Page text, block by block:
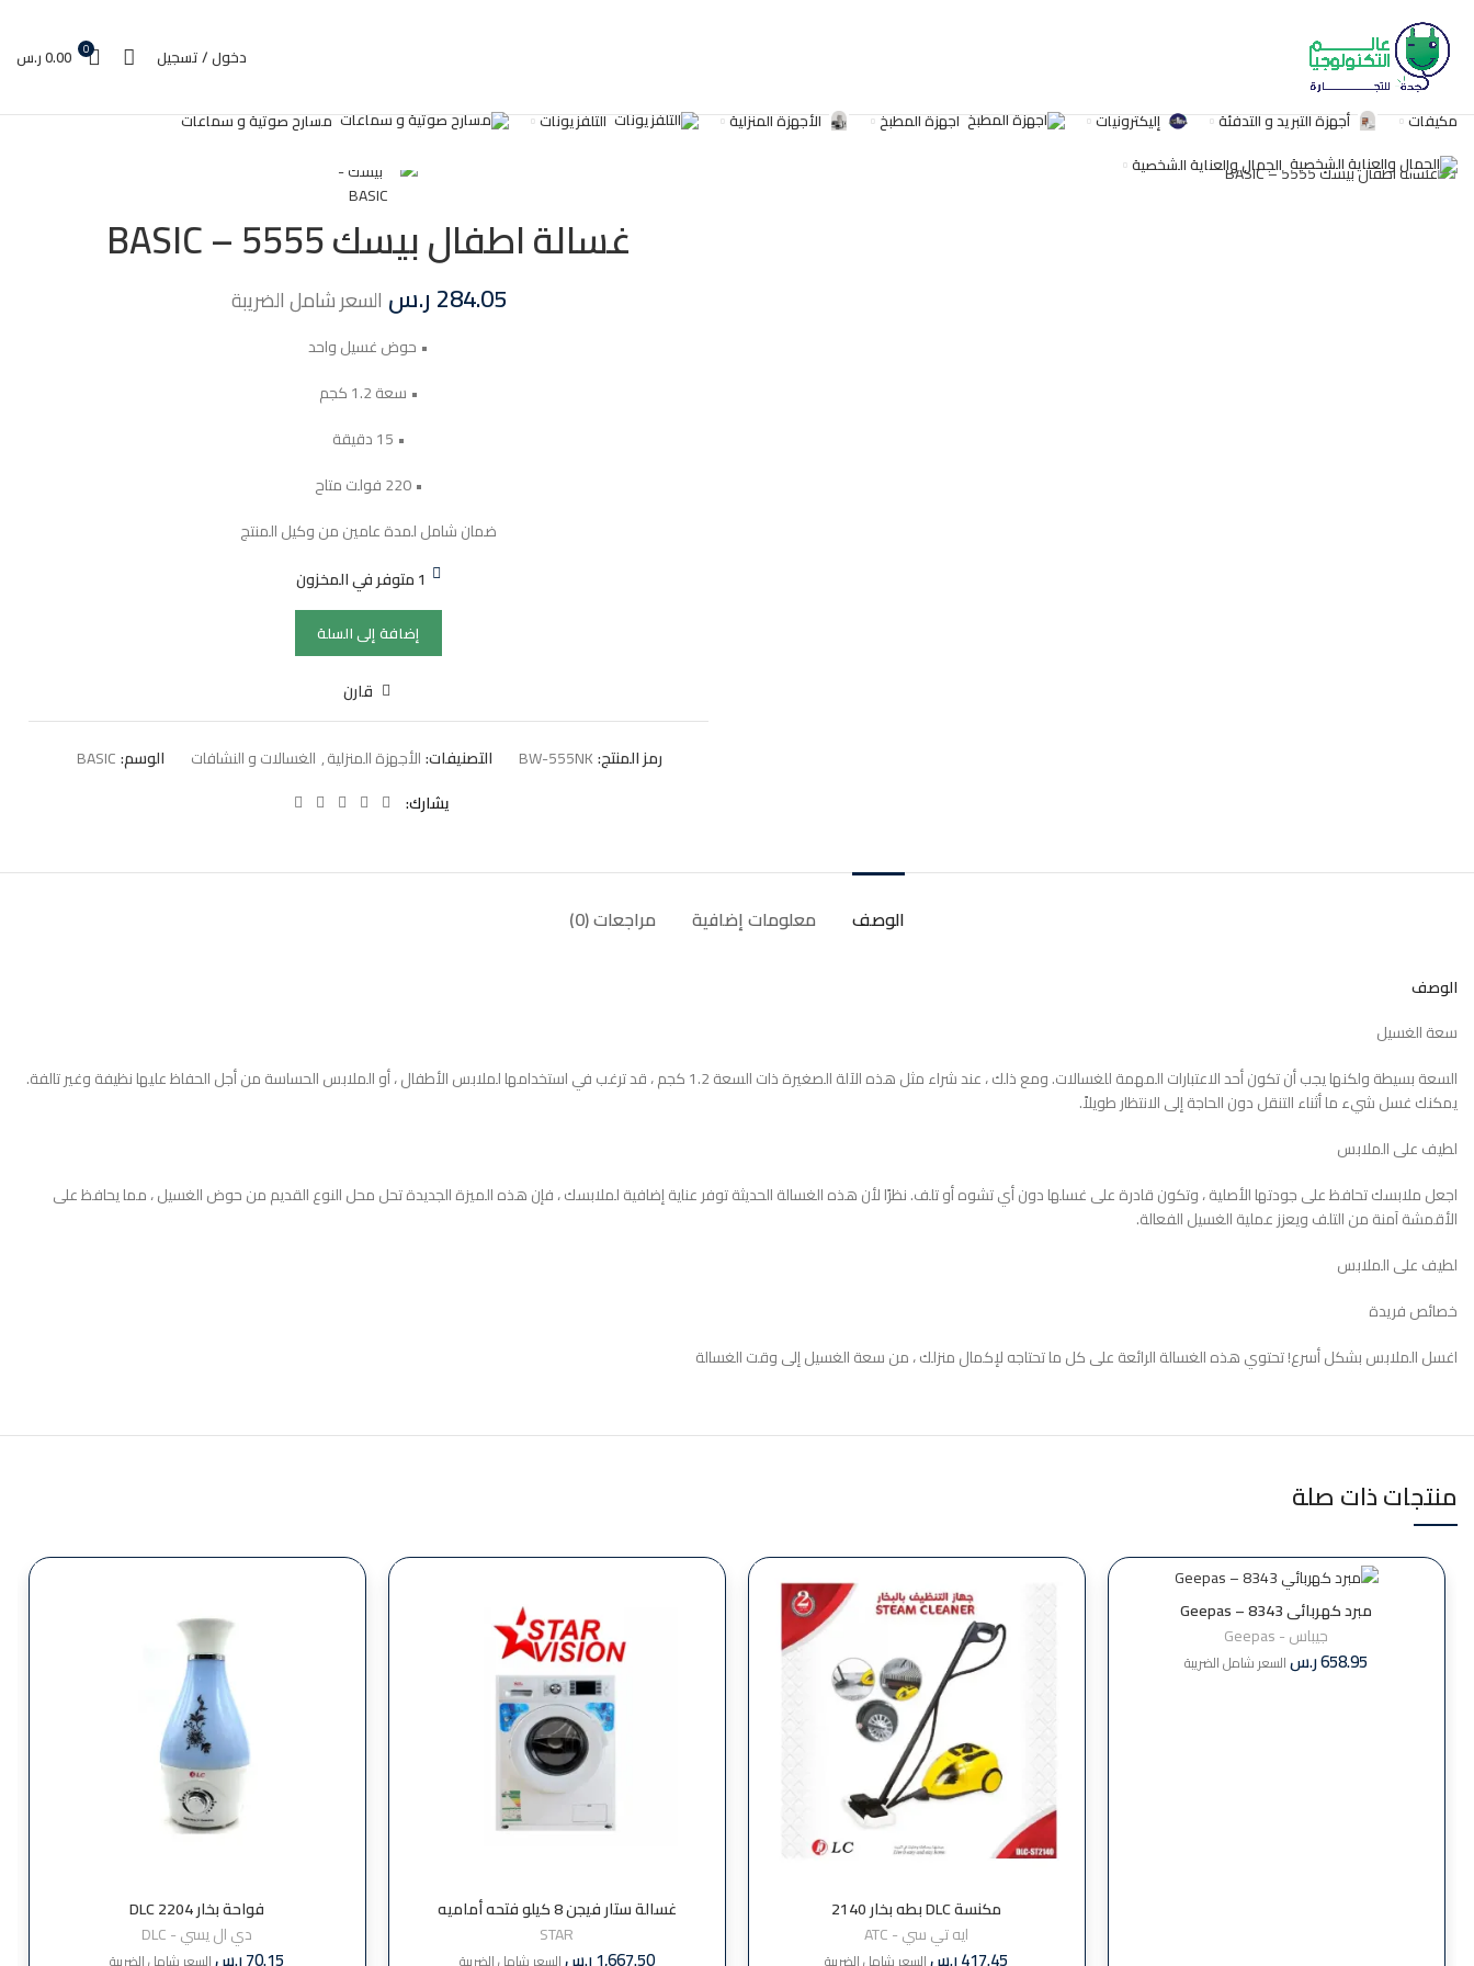
دخول / تسجيل 0
0.00ر.س
مكيفات أجهزة التبريد و التدفئة إليكترونيات اجهزة المطبخ الأجهزة المنزلية التلفزيونات
مسارح صوتية و سماعات
الجمال والعناية الشخصية
غسالة اطفال بيسك 5555 – BASIC
284.05ر.س السعر شامل الضريبة
• حوض غسيل واحد
• سعة 1.2 كجم
• 15 دقيقة
• 220 فولت متاح
ضمان شامل لمدة عامين من وكيل المنتج
1 متوفر في المخزون
إضافة إلى السلة
قارن
رمز المنتج:BW-555NK التصنيفات:الأجهزة المنزلية, الغسالات و النشافات الوسم:BASIC
يشارك
الوصف معلومات إضافية مراجعات (0)
الوصف
سعة الغسيل
السعة بسيطة ولكنها يجب أن تكون أحد الاعتبارات المهمة للغسالات. ومع ذلك ، عند شراء مثل هذه الآلة الصغيرة ذات السعة 1.2 كجم ، قد ترغب في استخدامها لملابس الأطفال ، أو الملابس الحساسة من أجل الحفاظ عليها نظيفة وغير تالفة.
يمكنك غسل شيء ما أثناء التنقل دون الحاجة إلى الانتظار طويلاً.
لطيف على الملابس
اجعل ملابسك تحافظ على جودتها الأصلية ، وتكون قادرة على غسلها دون أي تشوه أو تلف. نظرًا لأن هذه الغسالة الحديثة توفر عناية إضافية لملابسك ، فإن هذه الميزة الجديدة تحل محل النوع القديم من حوض الغسيل ، مما يحافظ على
الأقمشة آمنة من التلف ويعزز عملية الغسيل الفعالة.
لطيف على الملابس
خصائص فريدة
اغسل الملابس بشكل أسرع! تحتوي هذه الغسالة الرائعة على كل ما تحتاجه لإكمال منزلك ، من سعة الغسيل إلى وقت الغسالة
منتجات ذات صلة
مبرد كهربائي Geepas – 8343
جيباس - Geepas
658.95ر.سالسعر شامل الضريبة
مكنسة DLC بطه بخار 2140
ايه تي سي - ATC
غسالة ستار فيجن 8 كيلو فتحه أماميه
SVFL800WM
STAR
فواحة بخار DLC 2204
دي ال يسي - DLC